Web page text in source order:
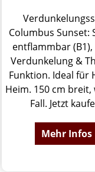
Columbus Sunset:
entflammbar (B1),
Verdunkelung &
Funktion. Ideal für
Heim. 150 cm breit,
Fall. Jetzt
Mehr Infos